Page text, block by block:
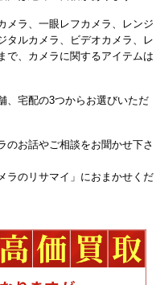
メラ、一眼レフカメラ、レンジ
タルカメラ、ビデオカメラ、レ
で、カメラに関するアイテムは
、宅配の3つからお選びいただ
のお話やご相談をお聞かせ下さ
ラのリサマイ」におまかせくだ